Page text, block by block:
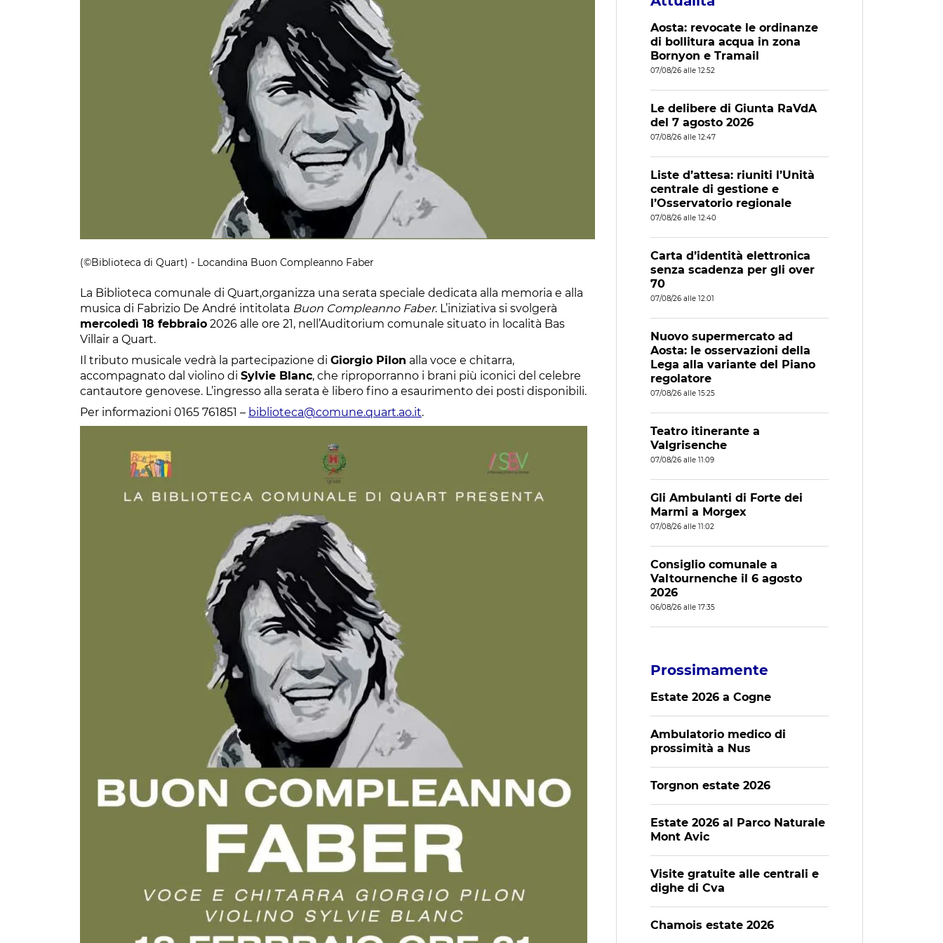
(©Biblioteca di Quart) - Locandina Buon Compleanno Faber
La Biblioteca comunale di Quart,organizza una serata speciale dedicata alla memoria e alla
musica di Fabrizio De André intitolata Buon Compleanno Faber. L’iniziativa si svolgerà
mercoledì 18 febbraio 2026 alle ore 21, nell’Auditorium comunale situato in località Bas
Villair a Quart.
Il tributo musicale vedrà la partecipazione di Giorgio Pilon alla voce e chitarra,
accompagnato dal violino di Sylvie Blanc, che riproporranno i brani più iconici del celebre
cantautore genovese. L’ingresso alla serata è libero fino a esaurimento dei posti disponibili.
Per informazioni 0165 761851 – biblioteca@comune.quart.ao.it.
Aosta: revocate le ordinanze
di bollitura acqua in zona
Bornyon e Tramail
07/08/26 alle 12:52
Le delibere di Giunta RaVdA
del 7 agosto 2026
07/08/26 alle 12:47
Liste d’attesa: riuniti l’Unità
centrale di gestione e
l’Osservatorio regionale
07/08/26 alle 12:40
Carta d’identità elettronica
senza scadenza per gli over
70
07/08/26 alle 12:01
Nuovo supermercato ad
Aosta: le osservazioni della
Lega alla variante del Piano
regolatore
07/08/26 alle 15:25
Teatro itinerante a
Valgrisenche
07/08/26 alle 11:09
Gli Ambulanti di Forte dei
Marmi a Morgex
07/08/26 alle 11:02
Consiglio comunale a
Valtournenche il 6 agosto
2026
06/08/26 alle 17:35
Prossimamente
Estate 2026 a Cogne
Ambulatorio medico di
prossimità a Nus
Torgnon estate 2026
Estate 2026 al Parco Naturale
Mont Avic
Visite gratuite alle centrali e
dighe di Cva
Chamois estate 2026